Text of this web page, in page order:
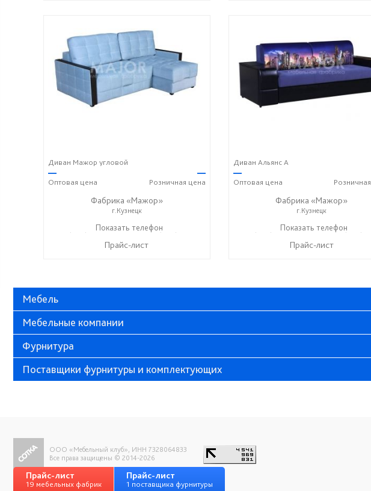
Диван Мажор угловой
—
Оптовая цена
—
Розничная цена
Фабрика «Мажор»
г.Кузнецк
+7 (999) 611-98-99 ☎+7 (999) 610-99-95
Показать телефон
Прайс-лист
Диван Альянс А
—
Оптовая цена Розничная
Фабрика «Мажор»
г.Кузнецк
+7 (999) 611-98-99 ☎+7 (999)
Показать телефон
Прайс-лист
Мебель
Мебельные компании
Фурнитура
Поставщики фурнитуры и комплектующих
ООО «Мебельный клуб», ИНН 7328064833
Все права защищены © 2014-2026
Прайс-лист
19 мебельных фабрик
Прайс-лист
1 поставщика фурнитуры